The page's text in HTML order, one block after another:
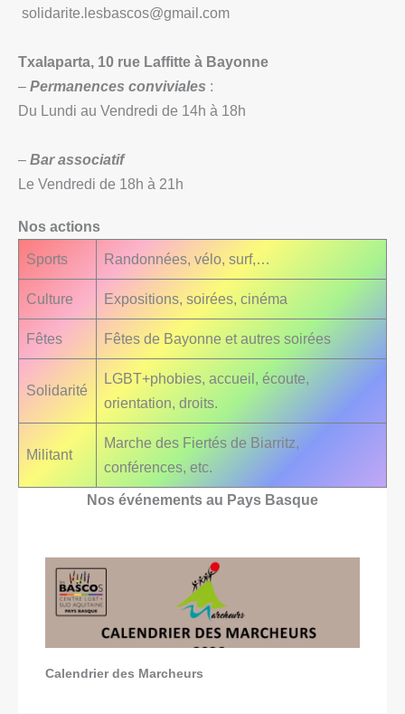
solidarite.lesbascos@gmail.com
Txalaparta, 10 rue Laffitte à Bayonne
– Permanences conviviales :
Du Lundi au Vendredi de 14h à 18h
– Bar associatif
Le Vendredi de 18h à 21h
Nos actions
Sports
Randonnées, vélo, surf,…
Culture Expositions, soirées, cinéma
Fêtes Fêtes de Bayonne et autres soirées
Solidarité
LGBT+phobies, accueil, écoute,
orientation, droits.
Militant
Marche des Fiertés de Biarritz,
conférences, etc.
Nos événements au Pays Basque
Calendrier des Marcheurs